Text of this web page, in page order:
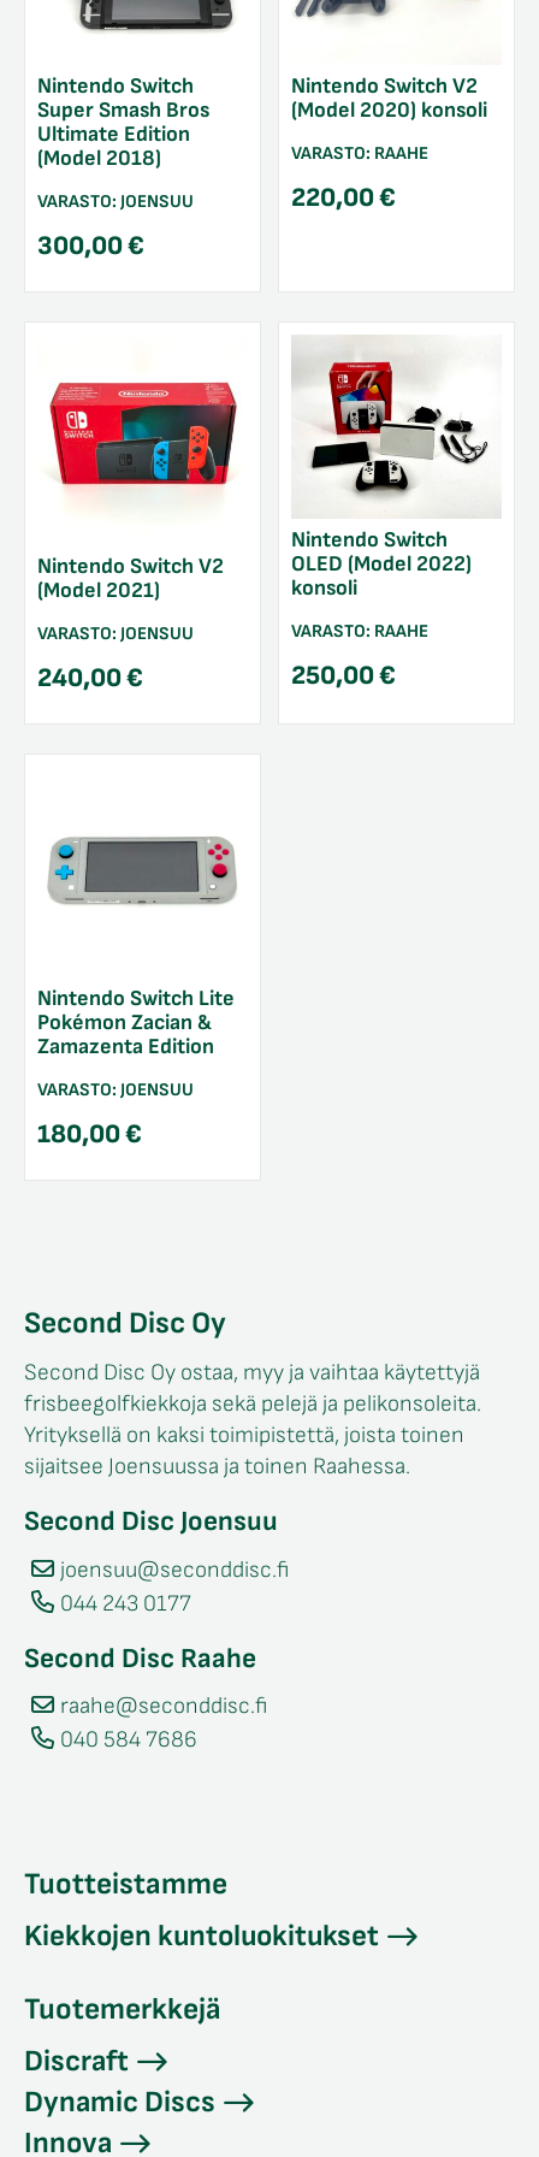
Nintendo Switch
Super Smash Bros
Ultimate Edition
(Model 2018)
VARASTO: JOENSUU
300,00€
Nintendo Switch V2
(Model 2020) konsoli
VARASTO: RAAHE
220,00€
Nintendo Switch V2
(Model 2021)
VARASTO: JOENSUU
240,00€
Nintendo Switch
OLED (Model 2022)
konsoli
VARASTO: RAAHE
250,00€
Nintendo Switch Lite
Pokémon Zacian &
Zamazenta Edition
VARASTO: JOENSUU
180,00€
Second Disc Oy
Second Disc Oy ostaa, myy ja vaihtaa käytettyjä
frisbeegolfkiekkoja sekä pelejä ja pelikonsoleita.
Yrityksellä on kaksi toimipistettä, joista toinen
sijaitsee Joensuussa ja toinen Raahessa.
Second Disc Joensuu
joensuu@seconddisc.fi
044 243 0177
Second Disc Raahe
raahe@seconddisc.fi
040 584 7686
Tuotteistamme
Kiekkojen kuntoluokitukset
Tuotemerkkejä
Discraft
Dynamic Discs
Innova